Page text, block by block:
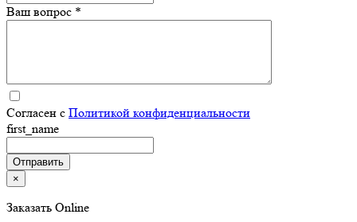
Ваш вопрос *
Согласен с Политикой конфиденциальности
first_name
×
Заказать Online